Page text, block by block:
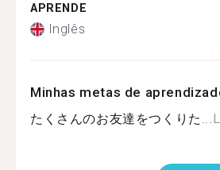
APRENDE
Inglês
Minhas metas de
たくさんのお友達をつくりた...